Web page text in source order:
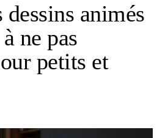
dessins animés
ne pas
petits et